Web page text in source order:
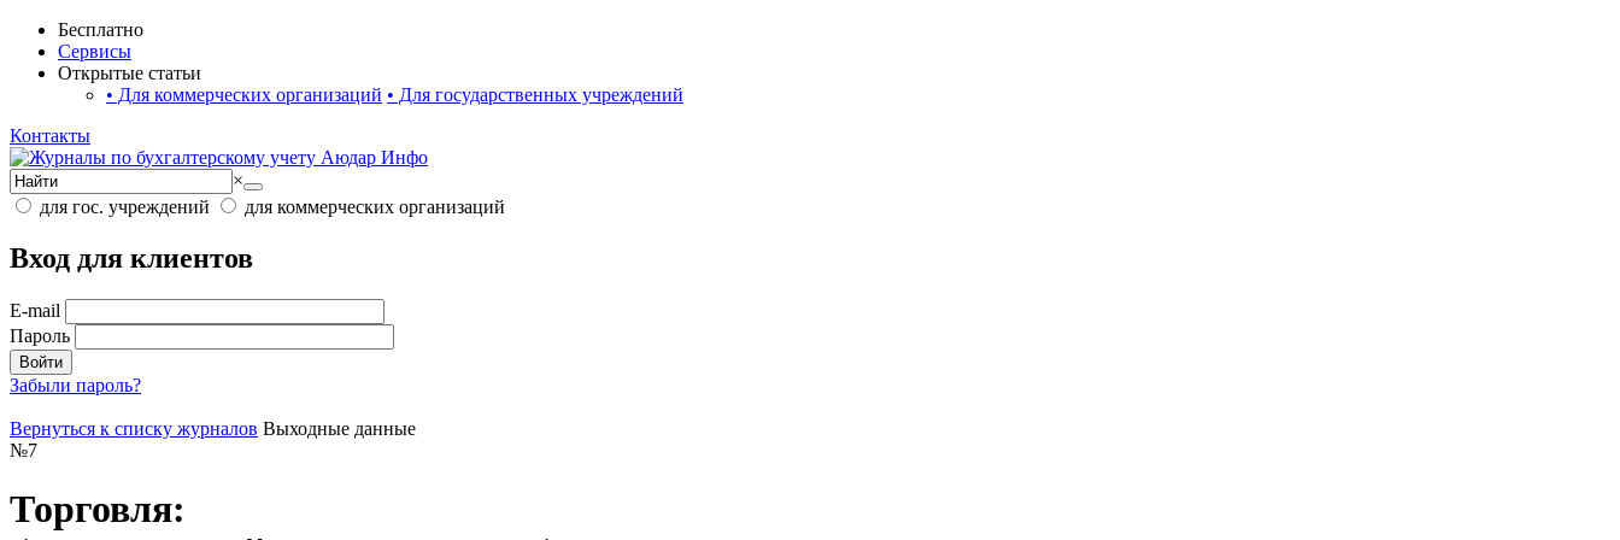
Бесплатно
Сервисы
Открытые статьи
• Для коммерческих организаций • Для государственных учреждений
Контакты
×
для гос. учреждений
для коммерческих организаций
Вход для клиентов
E-mail
Пароль
Войти
Забыли пароль?
Вернуться к списку журналов Выходные данные
№7
Торговля: